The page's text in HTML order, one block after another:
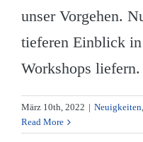
unser Vorgehen.
tieferen Einblick
Workshops liefern.
März 10th, 2022 | Neuigkeiten,
Read More